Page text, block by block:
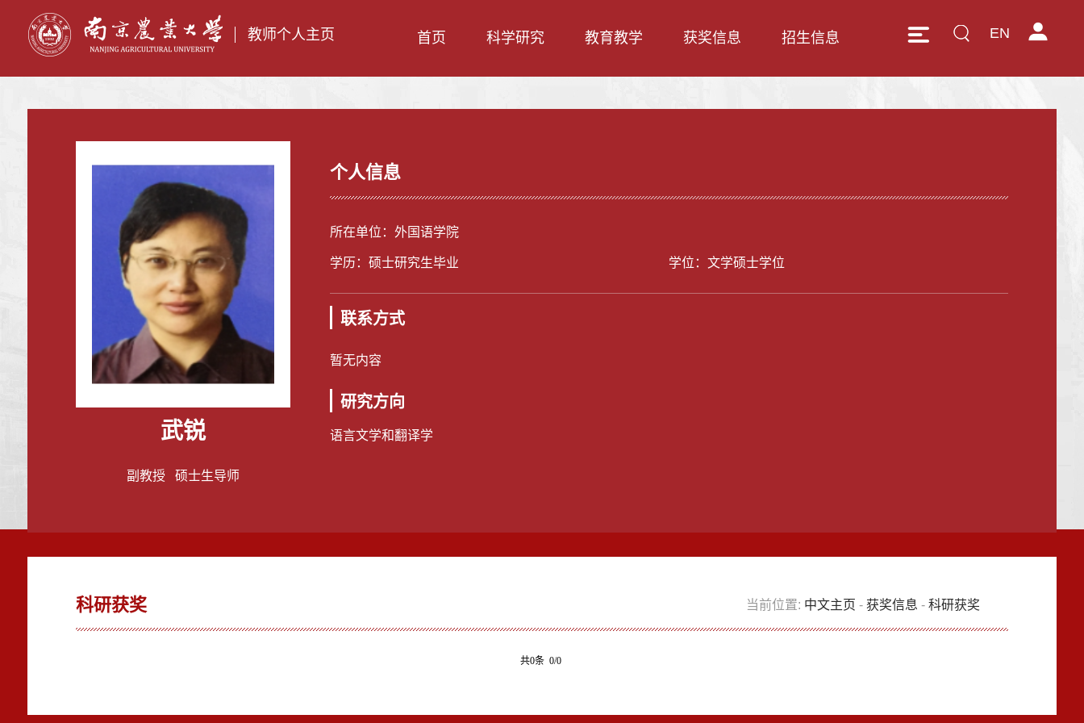
教师个人主页 EN
首页 科学研究 教育教学 获奖信息 招生信息
武锐
副教授 硕士生导师
个人信息
所在单位：外国语学院
学历：硕士研究生毕业 学位：文学硕士学位
联系方式
暂无内容
研究方向
语言文学和翻译学
科研获奖 当前位置: 中文主页 -获奖信息 -科研获奖
共0条 0/0